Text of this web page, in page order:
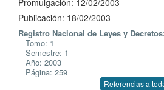
Promulgación: 12/02/2003
Publicación: 18/02/2003
Registro Nacional de Leyes y Decretos:
Tomo: 1
Semestre: 1
Año: 2003
Página: 259
Referencias a